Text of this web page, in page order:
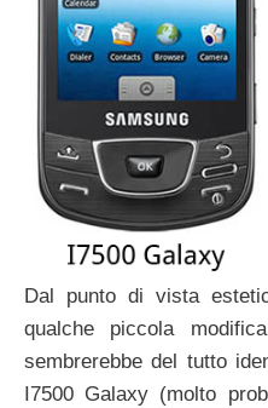
Dal punto di vista
qualche piccola
sembrerebbe del tutto
I7500 Galaxy (molto